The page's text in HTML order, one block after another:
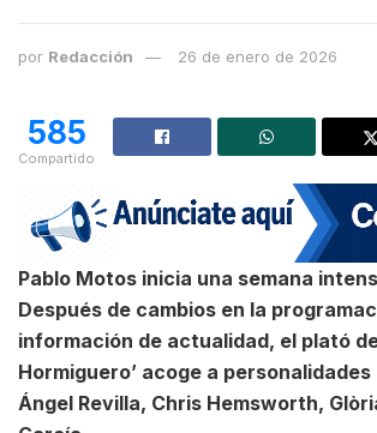
por Redacción 26 de enero de 2026
585
Compartido
Pablo Motos inicia una semana
Después de cambios en la
información de actualidad, el plató de
Hormiguero’ acoge a
Ángel Revilla, Chris Hemsworth,